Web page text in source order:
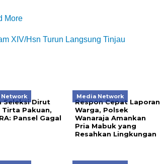
More
XIV/Hsn Turun Langsung Tinjau
Seleksi Dirut
Tirta Pakuan,
Pansel Gagal
Media Network
Respon Cepat Laporan
Warga, Polsek
Wanaraja Amankan
Pria Mabuk yang
Resahkan Lingkungan